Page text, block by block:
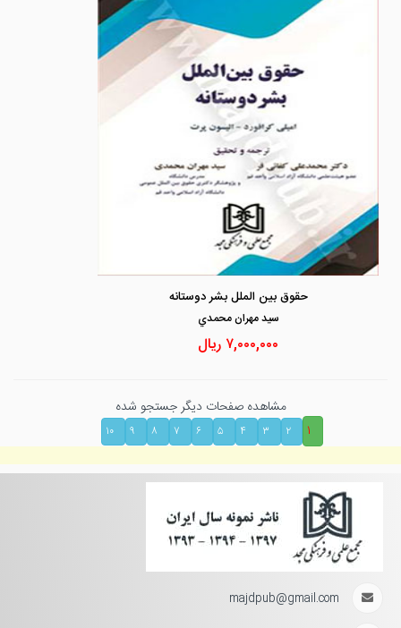
حقوق بین الملل بشر دوستانه
سيد مهران محمدي
۷,۰۰۰,۰۰۰ ریال
مشاهده صفحات دیگر جستجو شده
۱
۲ ۳ ۴ ۵ ۶ ۷ ۸ ۹ ۱۰
majdpub@gmail.com